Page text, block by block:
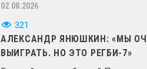
02.08.2026
321
АЛЕКСАНДР ЯНЮШКИН: «МЫ
ВЫИГРАТЬ. НО ЭТО РЕГБИ-7»